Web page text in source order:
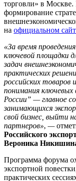
торговли» в
формирование
на официальном
«За время
ключевой площадки
задач
практических
российских товаров
понимания ключевых
России” — главное
занимающихся
свой бизнес, выйти
партнеров», —
Российского
Вероника
Программа форума
экспортной
практических